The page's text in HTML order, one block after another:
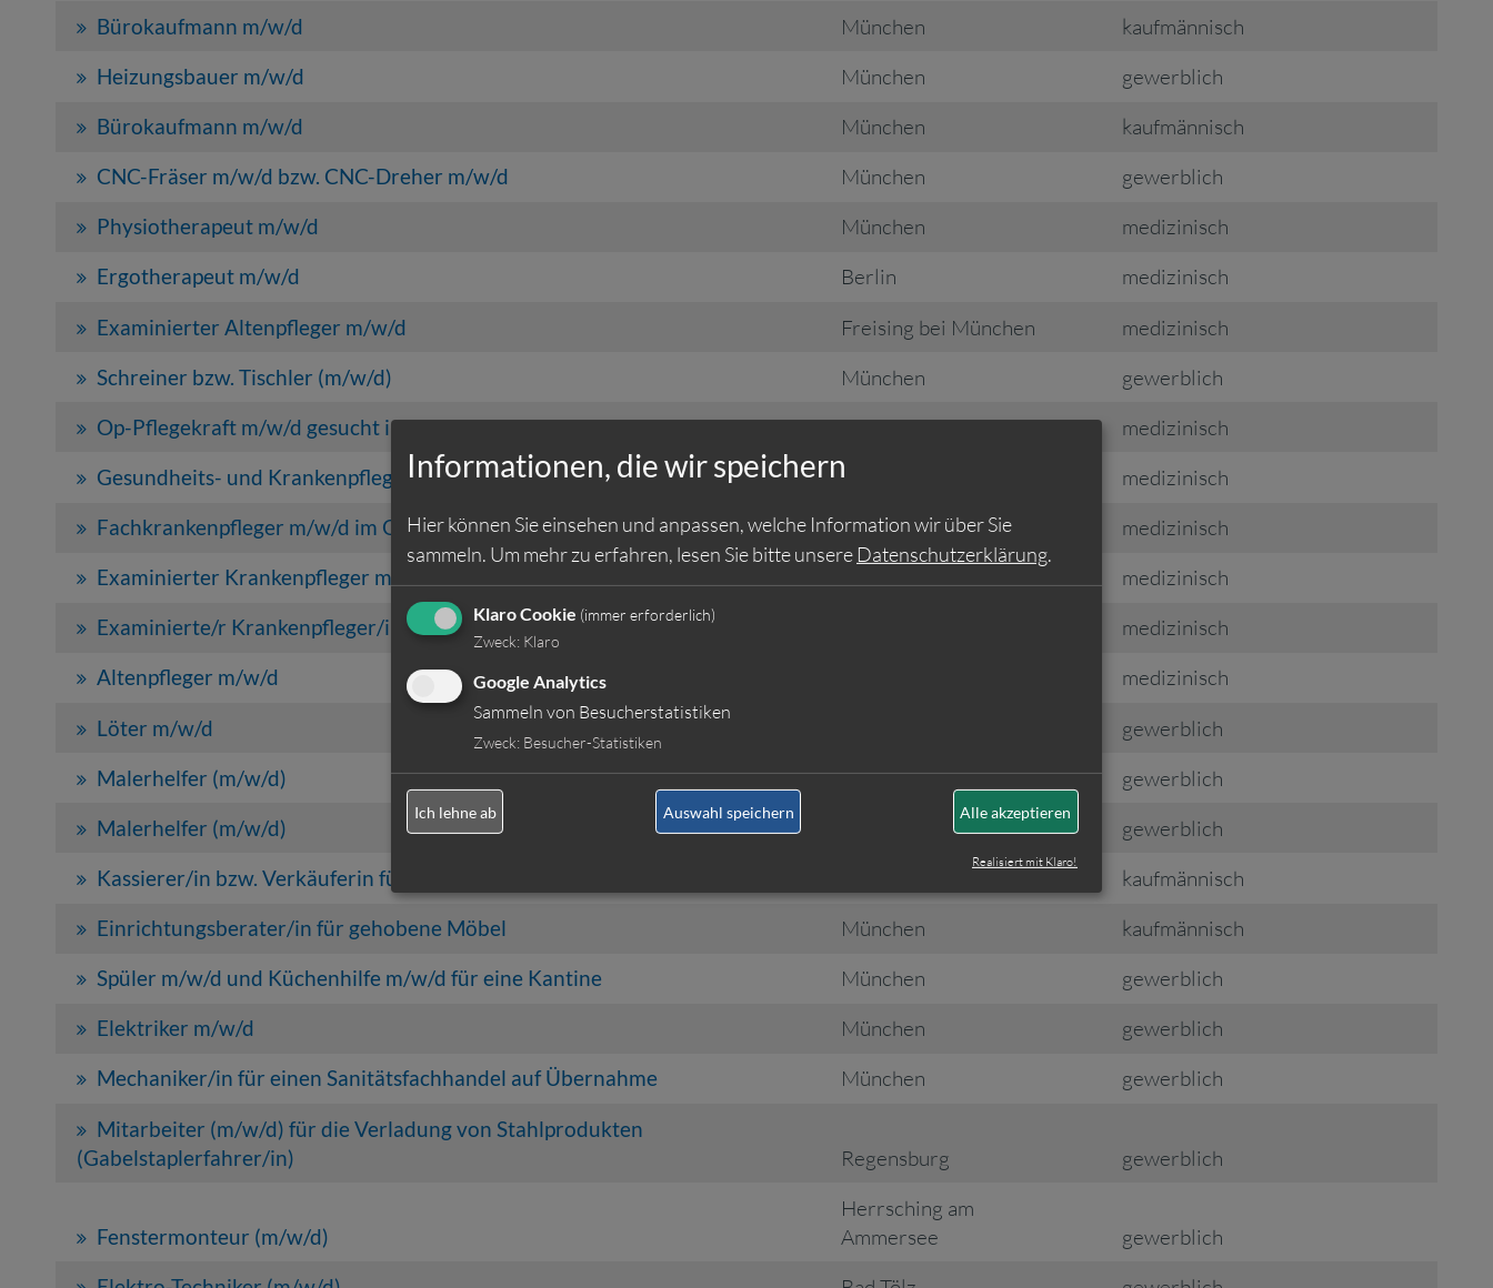
Bürokaufmann m/w/d München kaufmännisch
Heizungsbauer m/w/d München gewerblich
Bürokaufmann m/w/d München kaufmännisch
CNC-Fräser m/w/d bzw. CNC-Dreher m/w/d München gewerblich
Physiotherapeut m/w/d München medizinisch
Ergotherapeut m/w/d Berlin medizinisch
Examinierter Altenpfleger m/w/d Freising bei München medizinisch
Schreiner bzw. Tischler (m/w/d) München gewerblich
Op-Pflegekraft m/w/d gesucht in VZ für Orthopädie München medizinisch
Gesundheits- und Krankenpfleger Intensiv m/w/d München medizinisch
Fachkrankenpfleger m/w/d im Operationsdienst München medizinisch
Examinierter Krankenpfleger m/w/d für Palliativ medizinisch
Examinierte/r Krankenpfleger/in für Onkologie medizinisch
Altenpfleger m/w/d medizinisch
Löter m/w/d gewerblich
Malerhelfer (m/w/d) München gewerblich
Malerhelfer (m/w/d) gewerblich
Kassierer/in bzw. Verkäuferin für eine Handelskette kaufmännisch
Einrichtungsberater/in für gehobene Möbel München kaufmännisch
Spüler m/w/d und Küchenhilfe m/w/d für eine Kantine München gewerblich
Elektriker m/w/d München gewerblich
Mechaniker/in für einen Sanitätsfachhandel auf Übernahme München gewerblich
Mitarbeiter (m/w/d) für die Verladung von Stahlprodukten
(Gabelstaplerfahrer/in)
Regensburg gewerblich
Fenstermonteur (m/w/d)
Herrsching am
Ammersee
gewerblich
Informationen, die wir speichern
Hier können Sie einsehen und anpassen, welche Information wir über Sie
sammeln. Um mehr zu erfahren, lesen Sie bitte unsere Datenschutzerklärung.
Klaro Cookie (immer erforderlich)
Zweck: Klaro
Google Analytics
Sammeln von Besucherstatistiken
Zweck: Besucher-Statistiken
Ich lehne ab Auswahl speichern Alle akzeptieren
Realisiert mit Klaro!